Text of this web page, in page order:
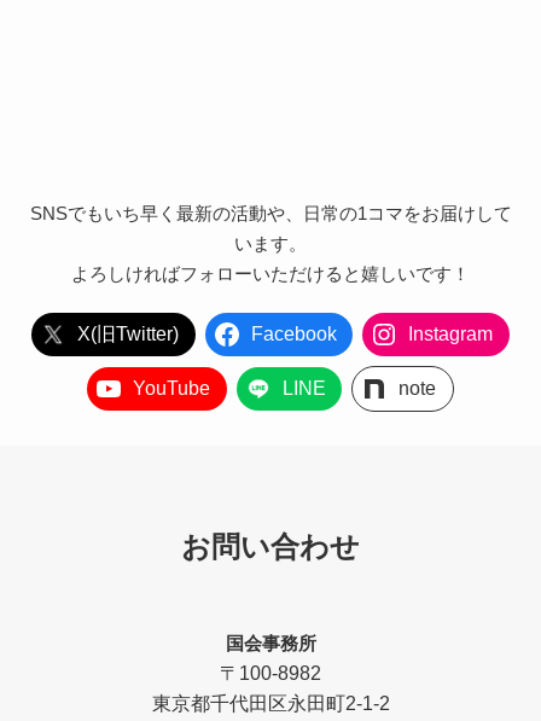
SNSでもいち早く最新の活動や、日常の1コマをお届けして
います。
よろしければフォローいただけると嬉しいです！
X(旧Twitter) Facebook Instagram
YouTube LINE note
お問い合わせ
国会事務所
〒100-8982
東京都千代田区永田町2-1-2